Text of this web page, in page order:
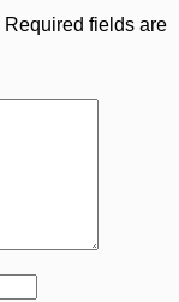
Required fields are